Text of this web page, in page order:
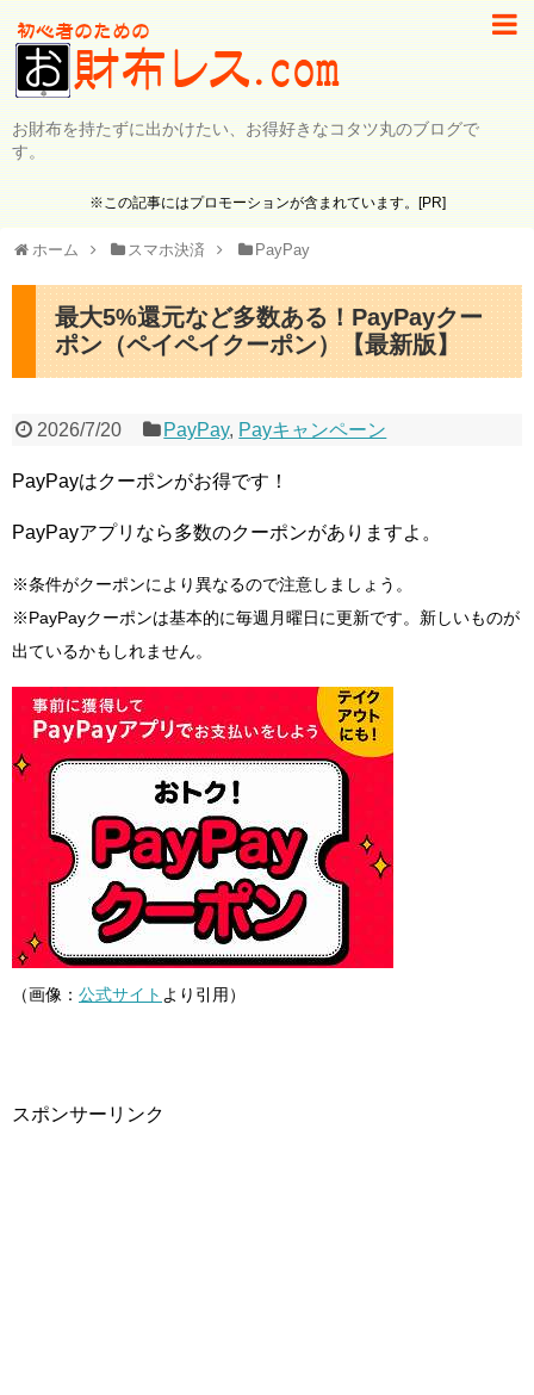
お財布を持たずに出かけたい、お得好きなコタツ丸のブログで
す。
※この記事にはプロモーションが含まれています。[PR]
ホーム スマホ決済 PayPay
最大5%還元など多数ある！PayPayクー
ポン（ペイペイクーポン）【最新版】
2026/7/20 PayPay, Payキャンペーン
PayPayはクーポンがお得です！
PayPayアプリなら多数のクーポンがありますよ。
※条件がクーポンにより異なるので注意しましょう。
※PayPayクーポンは基本的に毎週月曜日に更新です。新しいものが
出ているかもしれません。
（画像： 公式サイト より引用）
スポンサーリンク